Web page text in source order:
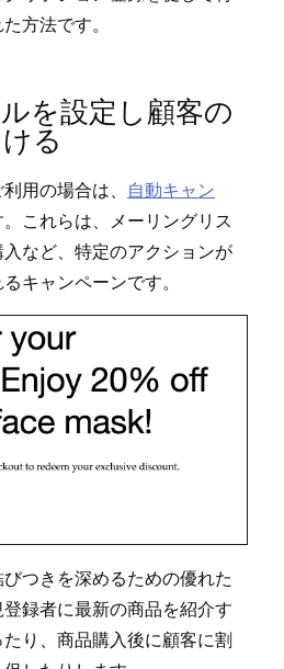
方法です⁠。
を設定し顧客の
る
用の場合は⁠、 自動キ⁠ャン
これらは⁠、メ⁠ーリングリス
入など⁠、特定のアクシ⁠ョンが
キ⁠ャンペ⁠ーンです⁠。
つきを深めるための優れた
録者に最新の商品を紹介す
り⁠、商品購入後に顧客に割